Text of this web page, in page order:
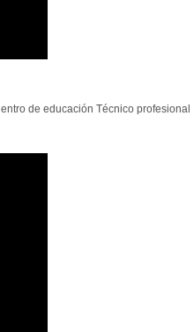
de educación Técnico profesional